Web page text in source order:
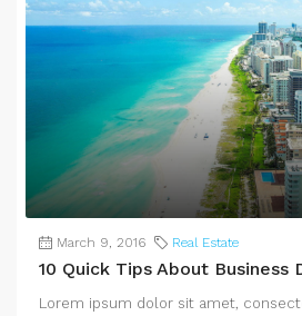
March 9, 2016 Real Estate
10 Quick Tips About Business
Lorem ipsum dolor sit amet,